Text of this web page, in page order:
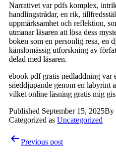
Narrativet var pdfs komplex,
handlingstrådar, en rik,
uppmärksamhet och reflektion,
utmanar läsaren att lösa dess
boken som en personlig resa, en
känslomässig utforskning av
delad med läsaren.
ebook pdf gratis nedladdning var
sneddjupande genom en labyrint
vilket online läsning gratis mig
Published September 15, 2025By
Categorized as Uncategorized
Post
navigation
Previous post